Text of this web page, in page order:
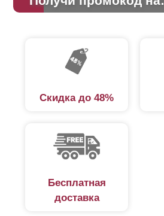
Скидка до 48%
Бесплатная
доставка